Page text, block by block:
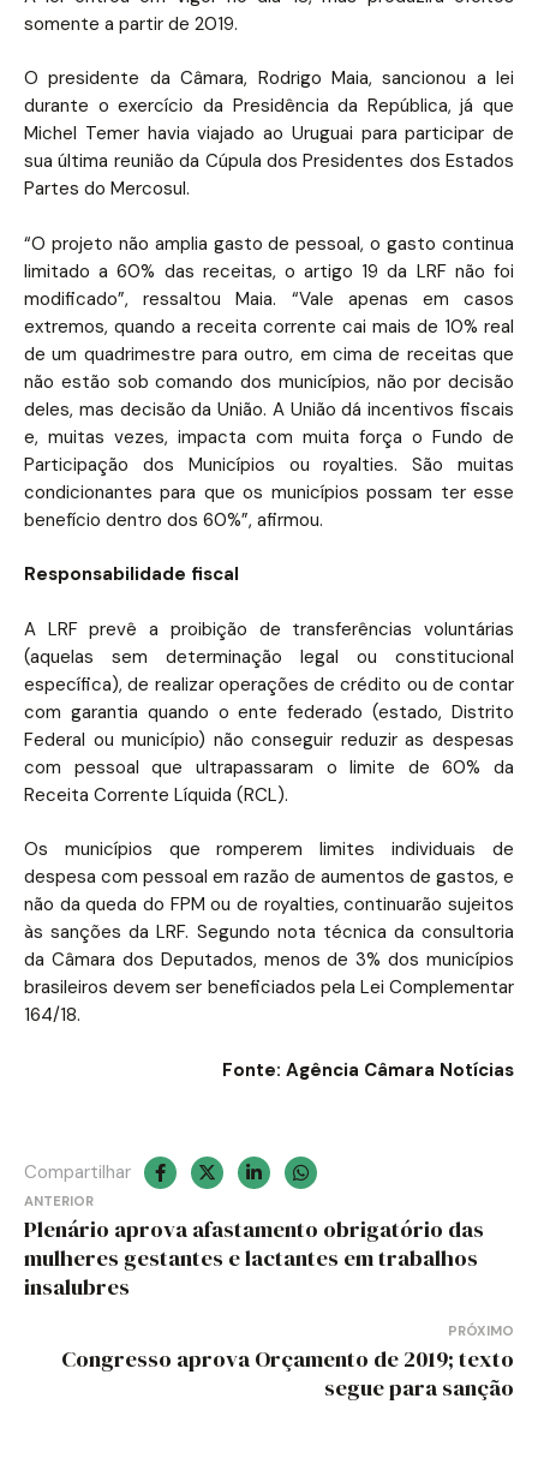
somente a partir de 2019.
O presidente da Câmara, Rodrigo Maia, sancionou a lei
durante o exercício da Presidência da República, já que
Michel Temer havia viajado ao Uruguai para participar de
sua última reunião da Cúpula dos Presidentes dos Estados
Partes do Mercosul.
“O projeto não amplia gasto de pessoal, o gasto continua
limitado a 60% das receitas, o artigo 19 da LRF não foi
modificado”, ressaltou Maia. “Vale apenas em casos
extremos, quando a receita corrente cai mais de 10% real
de um quadrimestre para outro, em cima de receitas que
não estão sob comando dos municípios, não por decisão
deles, mas decisão da União. A União dá incentivos fiscais
e, muitas vezes, impacta com muita força o Fundo de
Participação dos Municípios ou royalties. São muitas
condicionantes para que os municípios possam ter esse
benefício dentro dos 60%”, afirmou.
Responsabilidade fiscal
A LRF prevê a proibição de transferências voluntárias
(aquelas sem determinação legal ou constitucional
específica), de realizar operações de crédito ou de contar
com garantia quando o ente federado (estado, Distrito
Federal ou município) não conseguir reduzir as despesas
com pessoal que ultrapassaram o limite de 60% da
Receita Corrente Líquida (RCL).
Os municípios que romperem limites individuais de
despesa com pessoal em razão de aumentos de gastos, e
não da queda do FPM ou de royalties, continuarão sujeitos
às sanções da LRF. Segundo nota técnica da consultoria
da Câmara dos Deputados, menos de 3% dos municípios
brasileiros devem ser beneficiados pela Lei Complementar
164/18.
Fonte: Agência Câmara Notícias
Compartilhar
Navegação
de
ANTERIOR
Plenário aprova afastamento obrigatório das
mulheres gestantes e lactantes em trabalhos
insalubres
PRÓXIMO
Congresso aprova Orçamento de 2019; texto
segue para sanção